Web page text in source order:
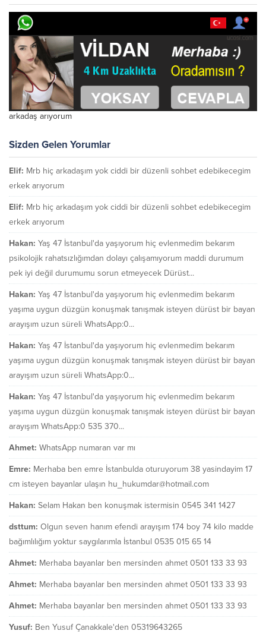
arkadaş arıyorum
Sizden Gelen Yorumlar
Elif: Mrb hiç arkadaşım yok ciddi bir düzenli sohbet edebikecegim
erkek arıyorum
Elif: Mrb hiç arkadaşım yok ciddi bir düzenli sohbet edebikecegim
erkek arıyorum
Hakan: Yaş 47 İstanbul'da yaşıyorum hiç evlenmedim bekarım
psikolojik rahatsızlığımdan dolayı çalışamıyorum maddi durumum
pek iyi değil durumumu sorun etmeyecek Dürüst...
Hakan: Yaş 47 İstanbul'da yaşıyorum hiç evlenmedim bekarım
yaşıma uygun düzgün konuşmak tanışmak isteyen dürüst bir bayan
arayışım uzun süreli WhatsApp:0...
Hakan: Yaş 47 İstanbul'da yaşıyorum hiç evlenmedim bekarım
yaşıma uygun düzgün konuşmak tanışmak isteyen dürüst bir bayan
arayışım uzun süreli WhatsApp:0...
Hakan: Yaş 47 İstanbul'da yaşıyorum hiç evlenmedim bekarım
yaşıma uygun düzgün konuşmak tanışmak isteyen dürüst bir bayan
arayışım WhatsApp:0 535 370...
Ahmet: WhatsApp numaran var mı
Emre: Merhaba ben emre İstanbulda oturuyorum 38 yasindayim 17
cm isteyen bayanlar ulaşın hu_hukumdar@hotmail.com
Hakan: Selam Hakan ben konuşmak istermisin 0545 341 1427
dsttum: Olgun seven hanım efendi arayışım 174 boy 74 kilo madde
bağımlılığım yoktur saygılarımla İstanbul 0535 015 65 14
Ahmet: Merhaba bayanlar ben mersinden ahmet 0501 133 33 93
Ahmet: Merhaba bayanlar ben mersinden ahmet 0501 133 33 93
Ahmet: Merhaba bayanlar ben mersinden ahmet 0501 133 33 93
Yusuf: Ben Yusuf Çanakkale'den 05319643265